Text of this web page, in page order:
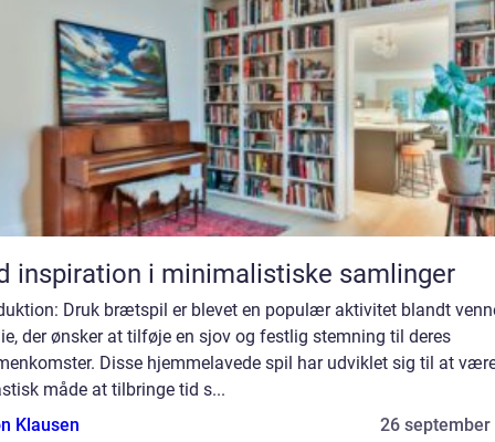
inspiration i minimalistiske samlinger
Druk brætspil er blevet en populær aktivitet blandt
der ønsker at tilføje en sjov og festlig stemning til deres
Disse hjemmelavede spil har udviklet sig til at
måde at tilbringe tid s...
Klausen
26 september